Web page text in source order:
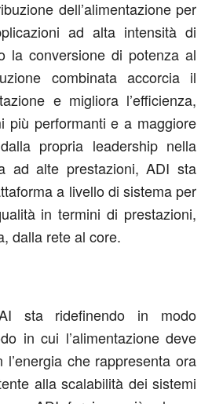
dell’alimentazione per
ad alta intensità di
la conversione di potenza al
combinata accorcia il
e migliora l’efficienza,
più performanti e a maggiore
propria leadership nella
ad alte prestazioni, ADI sta
a livello di sistema per
in termini di prestazioni,
dalla rete al core.
AI sta ridefinendo in modo
in cui l’alimentazione deve
che rappresenta ora
alla scalabilità dei sistemi